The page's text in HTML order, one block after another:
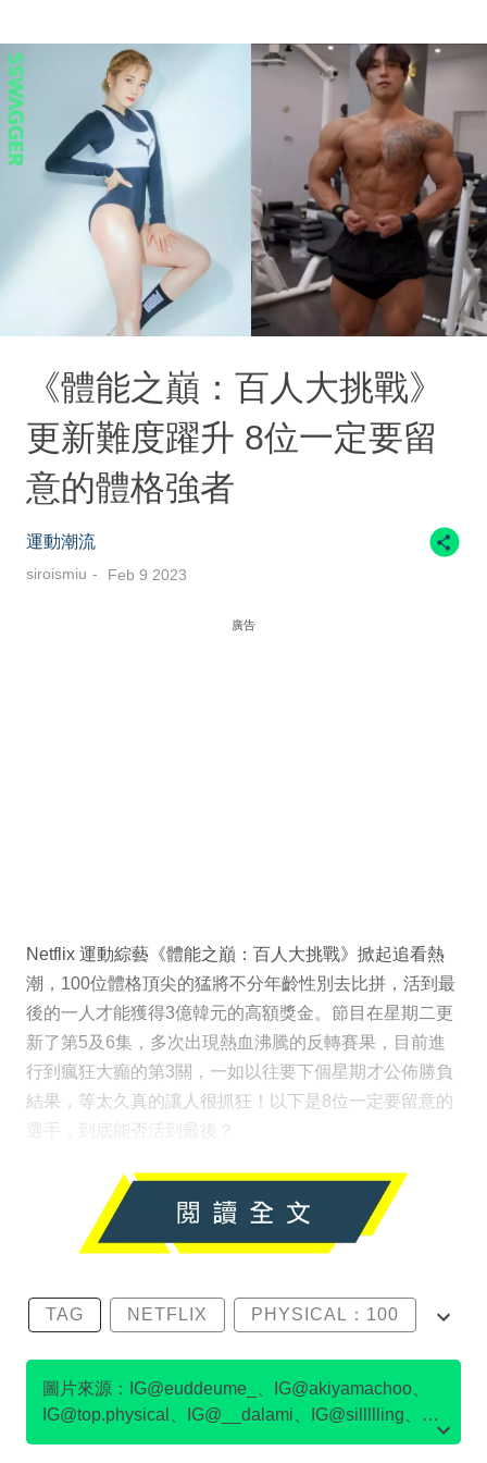
《體能之巔：百人大挑戰》
更新難度躍升 8位一定要留
意的體格強者
運動潮流
siroismiu Feb 9 2023
廣告
Netflix 運動綜藝《體能之巔：百人大挑戰》掀起追看熱
潮，100位體格頂尖的猛將不分年齡性別去比拼，活到最
後的一人才能獲得3億韓元的高額獎金。節目在星期二更
新了第5及6集，多次出現熱血沸騰的反轉賽果，目前進
行到瘋狂大癲的第3關，一如以往要下個星期才公佈勝負
結果，等太久真的讓人很抓狂！以下是8位一定要留意的
選手，到底能否活到最後？
TAG NETFLIX PHYSICAL：100
尹誠彬
沈音燈
圖片來源：IG@euddeume_、IG@akiyamachoo、
IG@top.physical、IG@__dalami、IG@sillllling、
IG@kmc_1203_、IG@ssong_rme、IG@netflixkr